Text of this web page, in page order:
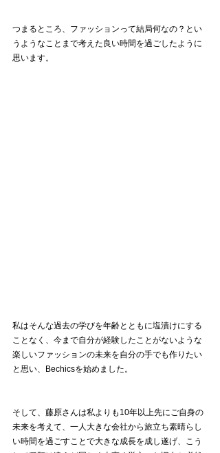
つまるところ、ファッションって結局何なの？とい
うようなことまで考えた良い時間を過ごしたように
思います。
私はそんな過去の学びを年齢とともに塩漬けにする
ことなく、今まで自分が経験したことがないような
楽しいファッションの未来を自分の手でも作りたい
と思い、Bechicsを始めました。
そして、藤原さんは私よりも10年以上先にご自身の
未来を考えて、一人大きな会社から旅立ち素晴らし
い時間を過ごすことで大きな成長を成し遂げ、こう